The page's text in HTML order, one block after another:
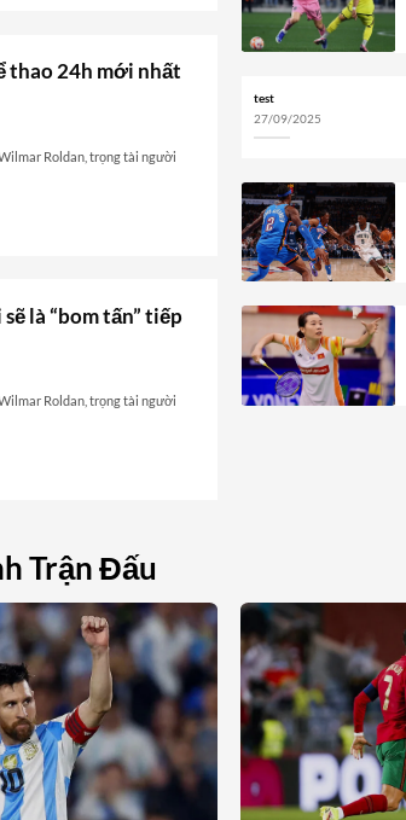
thao 24h mới nhất
Roldan, trọng tài người
là “bom tấn” tiếp
Roldan, trọng tài người
test
27/09/2025
Trận Đấu